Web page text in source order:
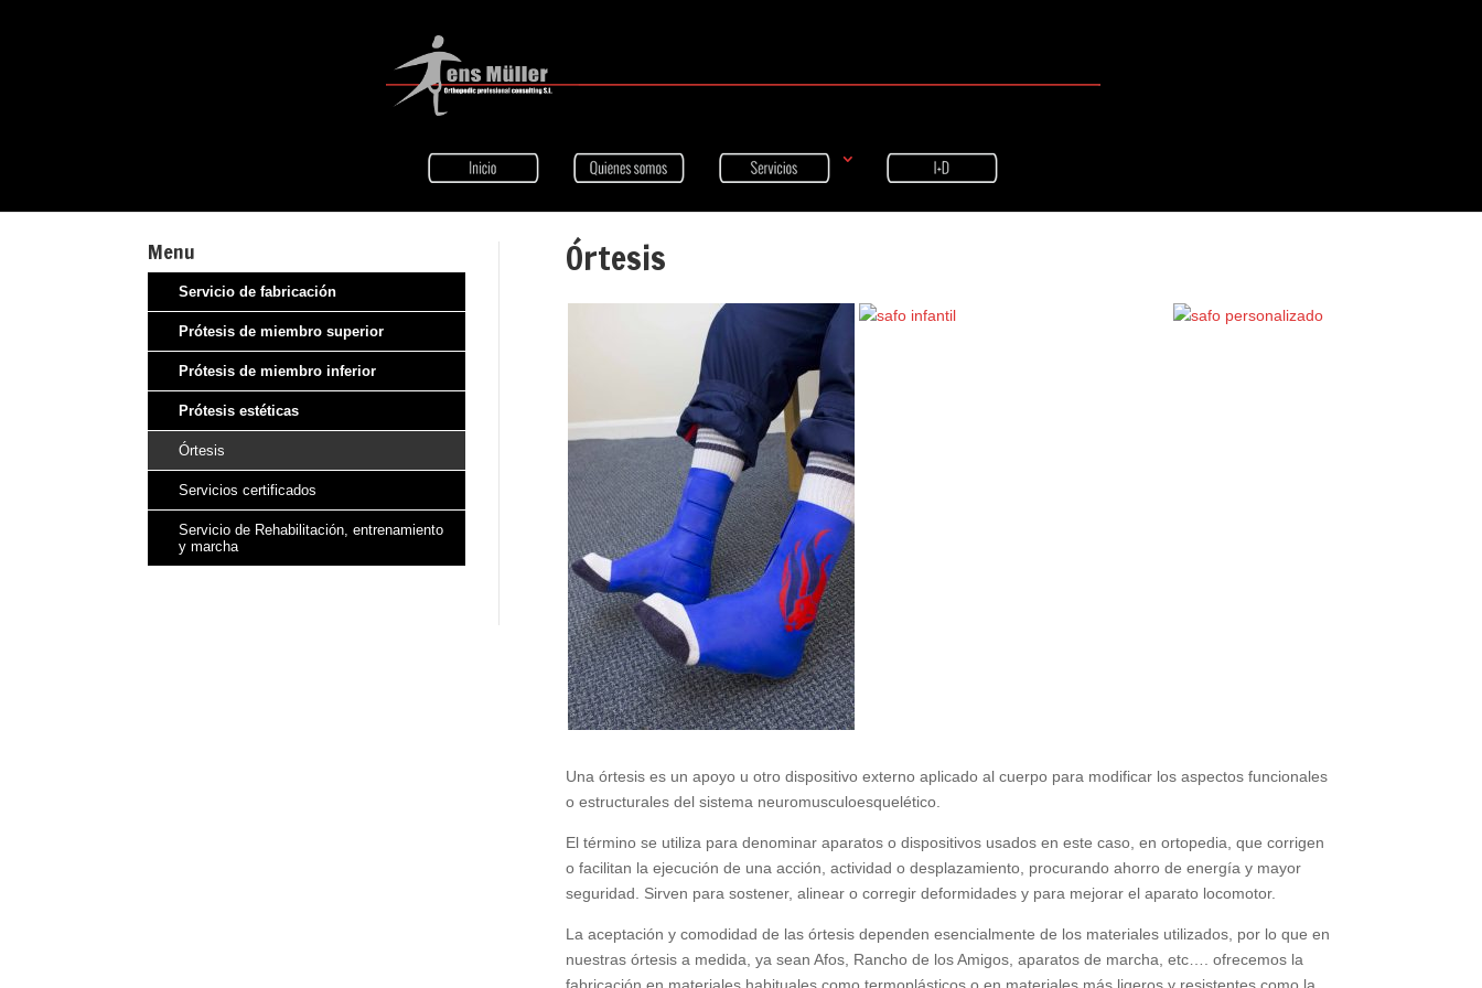
Menu
Servicio de fabricación
Prótesis de miembro superior
Prótesis de miembro inferior
Prótesis estéticas
Órtesis
Servicios certificados
Servicio de Rehabilitación, entrenamiento
y marcha
Órtesis
Una órtesis es un apoyo u otro dispositivo externo aplicado al cuerpo para modificar los aspectos funcionales
o estructurales del sistema neuromusculoesquelético.
El término se utiliza para denominar aparatos o dispositivos usados en este caso, en ortopedia, que corrigen
o facilitan la ejecución de una acción, actividad o desplazamiento, procurando ahorro de energía y mayor
seguridad. Sirven para sostener, alinear o corregir deformidades y para mejorar el aparato locomotor.
La aceptación y comodidad de las órtesis dependen esencialmente de los materiales utilizados, por lo que en
nuestras órtesis a medida, ya sean Afos, Rancho de los Amigos, aparatos de marcha, etc…. ofrecemos la